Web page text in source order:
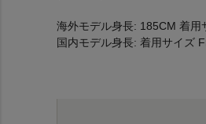
海外モデル身長: 185CM 着用
国内モデル身長: 着用サイズ